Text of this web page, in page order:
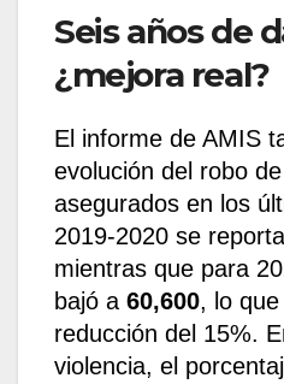
Seis años de
¿mejora real?
El informe de AMIS
evolución del robo
asegurados en los
2019-2020 se
mientras que para
bajó a 60,600, lo
reducción del 15%.
violencia, el